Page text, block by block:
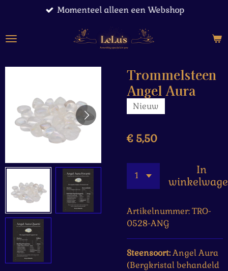
naar
Momenteel alleen een Webshop
Trommelsteen
Angel Aura
Nieuw
€ 5,50
In
Artikelnummer:TRO-
0528-ANG
Steensoort:Angel Aura
(Bergkristal behandeld